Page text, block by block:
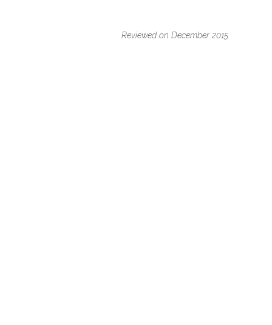
Reviewed on December 2015